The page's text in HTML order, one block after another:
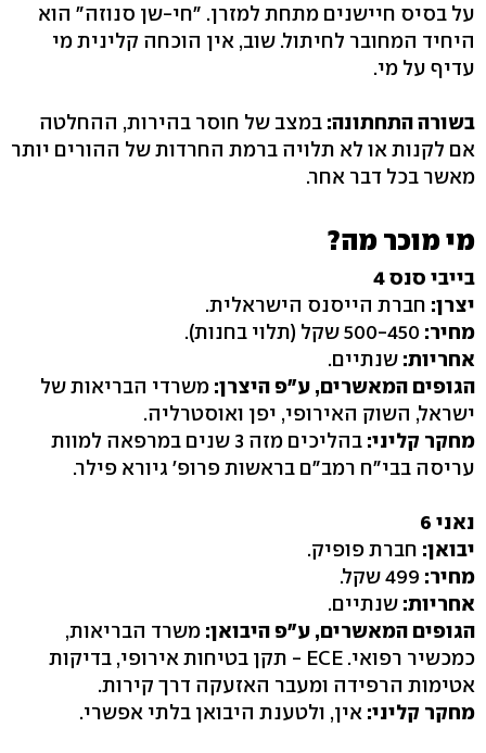
על בסיס חיישנים מתחת למזרן. "חי-שן סנוזה" הוא
היחיד המחובר לחיתול. שוב, אין הוכחה קלינית מי
עדיף על מי.
בשורה התחתונה: במצב של חוסר בהירות, ההחלטה
אם לקנות או לא תלויה ברמת החרדות של ההורים יותר
מאשר בכל דבר אחר.
מי מוכר מה?
בייבי סנס 4
יצרן: חברת הייסנס הישראלית.
מחיר:
אחריות: שנתיים.
הגופים המאשרים, ע"פ היצרן: משרדי הבריאות של
ישראל, השוק האירופי, יפן ואוסטרליה.
מחקר קליני:
בהליכים מזה 3 שנים במרפאה למוות
עריסה בבי"ח רמב"ם בראשות פרופ' גיורא פילר.
נאני 6
יבואן: חברת פופיק.
מחיר:
אחריות: שנתיים.
הגופים המאשרים, ע"פ היבואן: משרד הבריאות,
כמכשיר רפואי. ‭- ECE‬ תקן בטיחות אירופי, בדיקות
אטימות הרפידה ומעבר האזעקה דרך קירות.
מחקר קליני: אין, ולטענת היבואן בלתי אפשרי.